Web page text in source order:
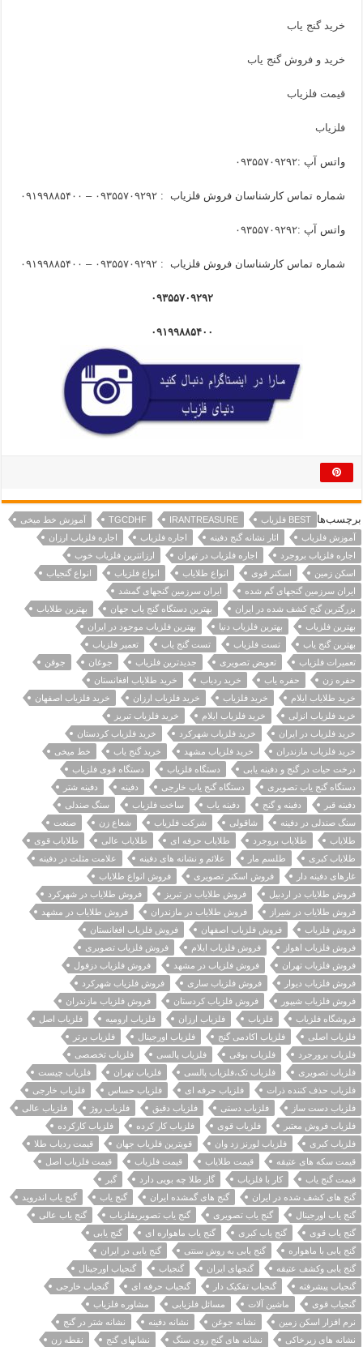
خرید گنج یاب
خرید و فروش گنج یاب
قیمت فلزیاب
فلزیاب
واتس آپ :۰۹۳۵۵۷۰۹۲۹۲
شماره تماس کارشناسان فروش فلزیاب :۰۹۳۵۵۷۰۹۲۹۲ – ۰۹۱۹۹۸۸۵۴۰۰
واتس آپ :۰۹۳۵۵۷۰۹۲۹۲
شماره تماس کارشناسان فروش فلزیاب :۰۹۳۵۵۷۰۹۲۹۲ – ۰۹۱۹۹۸۸۵۴۰۰
۰۹۳۵۵۷۰۹۲۹۲
۰۹۱۹۹۸۸۵۴۰۰
برچسب‌ها BEST فلزیاب IRANTREASURE
TGCDHF
آموزش خط میخی
آموزش فلزیاب
اثار نشانه گنج دفینه اجاره فلزیاب
اجاره فلزیاب ارزان
اجاره فلزیاب بروجرد
اجاره فلزیاب در تهران
ارزانترین فلزیاب خوب
اسکن زمین
اسکنر قوی انواع طلایاب انواع فلزیاب
انواع گنجیاب
ایران سرزمین گنجهای گم شده
ایران سرزمین گنجهای گمشد
بزرگترین گنج کشف شده در ایران
بهترین دستگاه گنج یاب جهان
بهترین طلایاب
بهترین فلزیاب
بهترین فلزیاب دنیا
بهترین فلزیاب موجود در ایران
بهترین گنج یاب
تست فلزیاب تست گنج یاب
تعمیر فلزیاب
تعمیرات فلزیاب
تعویض تصویری جدیدترین فلزیاب جوغان
جوقن
حفره زن
حفره یاب خرید ردیاب
خرید طلایاب افغانستان
خرید طلایاب ایلام
خرید فلزیاب خرید فلزیاب ارزان
خرید فلزیاب اصفهان
خرید فلزیاب انزلی
خرید فلزیاب ایلام
خرید فلزیاب تبریز
خرید فلزیاب در ایران
خرید فلزیاب شهرکرد
خرید فلزیاب کردستان
خرید فلزیاب مازندران
خرید فلزیاب مشهد خرید گنج یاب
خط میخی
درخت حیات در گنج و دفینه یابی
دستگاه فلزیاب
دستگاه قوی فلزیاب
دستگاه گنج یاب تصویری
دستگاه گنج یاب خارجی دفینه
دفینه شتر
دفینه قبر
دفینه و گنج دفینه یاب ساخت فلزیاب
سنگ صندلی
سنگ صندلی در دفینه
شاقولی شرکت فلزیاب شعاع زن
صنعت
طلایاب
طلایاب بروجرد طلایاب حرفه ای طلایاب عالی
طلایاب قوی
طلایاب کبری
طلسم مار علائم و نشانه های دفینه
علامت مثلث در دفینه
غارهای دفینه دار
فروش اسکنر تصویری
فروش انواع طلایاب
فروش طلایاب در اردبیل
فروش طلایاب در تبریز
فروش طلایاب در شهرکرد
فروش طلایاب در شیراز
فروش طلایاب در مازندران
فروش طلایاب در مشهد
فروش فلزیاب
فروش فلزیاب اصفهان
فروش فلزیاب افغانستان
فروش فلزیاب اهواز
فروش فلزیاب ایلام
فروش فلزیاب تصویری
فروش فلزیاب تهران
فروش فلزیاب در مشهد
فروش فلزیاب دزفول
فروش فلزیاب دیوار
فروش فلزیاب ساری
فروش فلزیاب شهرکرد
فروش فلزیاب شیپور
فروش فلزیاب کردستان
فروش فلزیاب مازندران
فروشگاه فلزیاب
فلزیاب فلزیاب ارزان فلزیاب ارومیه
فلزیاب اصل
فلزیاب اصلی
فلزیاب اکادمی گنج فلزیاب اورجینال
فلزیاب برتر
فلزیاب برورجرد
فلزیاب بوقی فلزیاب پالسی
فلزیاب تخصصی
فلزیاب تصویری
فلزیاب تک،فلزیاب پالسی فلزیاب تهران
فلزیاب چیست
فلزیاب حذف کننده ذرات
فلزیاب حرفه ای فلزیاب حساس
فلزیاب خارجی
فلزیاب دست ساز
فلزیاب دستی فلزیاب دقیق فلزیاب روژ
فلزیاب عالی
فلزیاب فروش معتبر
فلزیاب قوی فلزیاب کار کرده
فلزیاب کارکرده
فلزیاب کبری
فلزیاب لورنز زد وان قویترین فلزیاب جهان
قیمت ردیاب طلا
قیمت سکه های عتیقه
قیمت طلایاب قیمت فلزیاب
قیمت فلزیاب اصل
قیمت گنج یاب
کار با فلزیاب گاز طلا چه بویی دارد
گبر
گنج های کشف شده در ایران
گنج های گمشده ایران گنج یاب
گنج یاب اندروید
گنج یاب اورجینال
گنج یاب تصویری گنج یاب تصویریفلزیاب
گنج یاب عالی
گنج یاب قوی
گنج یاب کبری گنج یاب ماهواره ای
گنج یابی
گنج یابی با ماهواره
گنج یابی به روش سنتی
گنج یابی در ایران
گنج یابی وکشف عتیقه
گنجهای ایران گنجیاب
گنجیاب اورجینال
گنجیاب پیشرفته
گنجیاب تفکیک دار گنجیاب حرفه ای
گنجیاب خارجی
گنجیاب قوی
ماشین آلات مسائل فلزیابی
مشاوره فلزیاب
نرم افزار اسکن زمین
نشانه جوغن نشانه دفینه
نشانه شتر در گنج
نشانه های زیرخاکی
نشانه های گنج روی سنگ نشانهای گنج نقطه زن